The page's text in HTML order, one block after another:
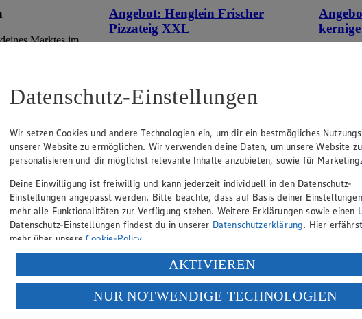
Marktes im
Angebot: Henglein Frischer
Pizzateig XXL
-60% Rabatt)
550g Packung, (1kg = 2,02)
500g
Datenschutz-Einstellungen
Wir setzen Cookies und andere Technologien ein, um dir ein bestmögliches
unserer Website zu ermöglichen. Wir verwenden deine Daten, um unsere Website zu
personalisieren und dir möglichst relevante Inhalte anzubieten, sowie für
Deine Einwilligung ist freiwillig und kann jederzeit individuell in den Datenschutz-
Einstellungen angepasst werden. Bitte beachte, dass auf Basis deiner
mehr alle Funktionalitäten zur Verfügung stehen. Weitere Erklärungen sowie einen
Datenschutz-Einstellungen findest du in unserer Datenschutzerklärung. Hier
mehr über unsereCookie-Policy.
Verarbeitung deiner personenbezogenen Daten in den USA durch Facebook und
Wenn du auf „Aktivieren“ klickst, willigst du im Sinne des Art. 49 Abs. 1 Satz 1 lit.
ein, dass deine Daten in den USA verarbeitet werden. Der EuGH sieht die USA als
einem nach europäischen Standards nicht angemessenen Datenschutzniveau an. Es
AKTIVIEREN
NUR NOTWENDIGE TECHNOLOGIEN